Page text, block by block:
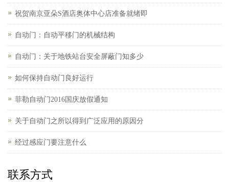
祝贺南京亚朵S酒店奥体中心店准备就绪即
自动门：自动平移门的机械结构
自动门：关于地铁站台安全屏蔽门知多少
如何保持自动门良好运行
菲勒自动门2016国庆放假通知
关于自动门之所以得到广泛应用的原因分
经过感应门要注意什么
联系方式